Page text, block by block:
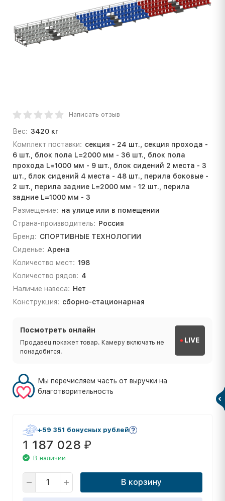
Написать отзыв
Вес: 3420 кг
Комплект поставки: секция - 24 шт., секция прохода -
6 шт., блок пола L=2000 мм - 36 шт., блок пола
прохода L=1000 мм - 9 шт., блок сидений 2 места - 3
шт., блок сидений 4 места - 48 шт., перила боковые -
2 шт., перила задние L=2000 мм - 12 шт., перила
задние L=1000 мм - 3
Размещение: на улице или в помещении
Страна-производитель: Россия
Бренд: СПОРТИВНЫЕ ТЕХНОЛОГИИ
Сиденье: Арена
Количество мест: 198
Количество рядов: 4
Наличие навеса: Нет
Конструкция: сборно-стационарная
Посмотреть онлайн
Продавец покажет товар. Камеру включать не
понадобится.
LIVE
Мы перечисляем часть от выручки на
благотворительность
+59 351 бонусных рублей
1 187 028 ₽
В наличии
В корзину